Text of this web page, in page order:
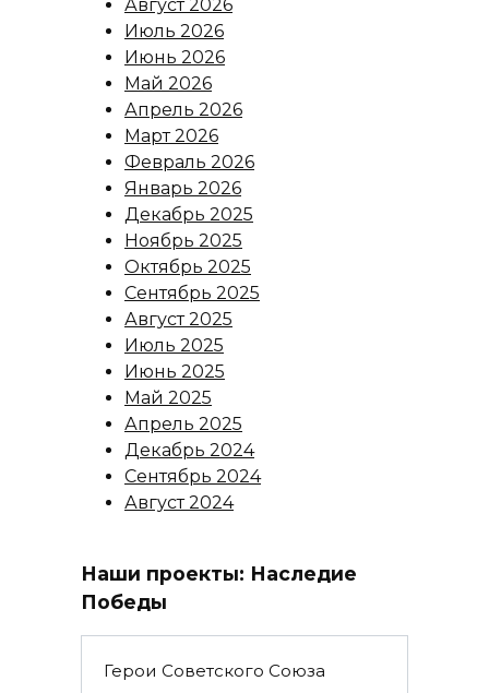
Август 2026
Июль 2026
Июнь 2026
Май 2026
Апрель 2026
Март 2026
Февраль 2026
Январь 2026
Декабрь 2025
Ноябрь 2025
Октябрь 2025
Сентябрь 2025
Август 2025
Июль 2025
Июнь 2025
Май 2025
Апрель 2025
Декабрь 2024
Сентябрь 2024
Август 2024
Наши проекты: Наследие
Победы
Герои Советского Союза